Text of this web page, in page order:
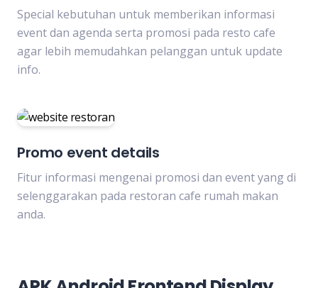
Special kebutuhan untuk memberikan informasi
event dan agenda serta promosi pada resto cafe
agar lebih memudahkan pelanggan untuk update
info.
Promo event details
Fitur informasi mengenai promosi dan event yang di
selenggarakan pada restoran cafe rumah makan
anda.